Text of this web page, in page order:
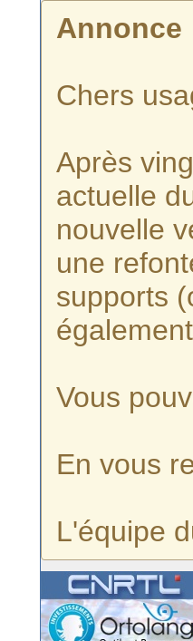
Annonce
Chers
Après
actuelle
nouvelle
une
supports
Vous
En vous
L'équipe